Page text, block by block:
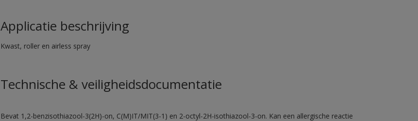
Applicatie beschrijving
Kwast, roller en airless spray
Technische & veiligheidsdocumentatie
Bevat 1,2-benzisothiazool-3(2H)-on, C(M)IT/MIT(3-1) en 2-octyl-2H-isothiazool-3-on. Kan een allergische reactie